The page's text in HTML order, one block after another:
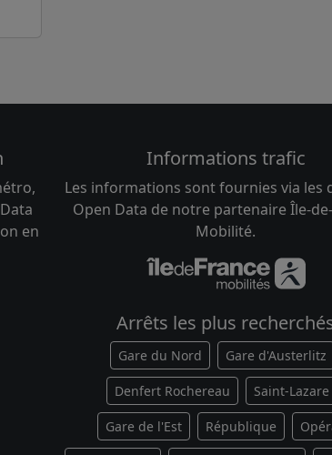
en
Informations trafic
Les informations sont fournies via les
Open Data de notre partenaire Île-
Mobilité.
Arrêts les plus
Gare du Nord Gare d'Austerlitz
Denfert Rochereau Saint-Lazare
Gare de l'Est République